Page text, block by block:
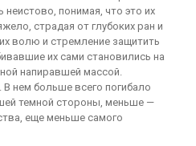
понимая, что это их
страдая от глубоких ран и
волю и стремление защитить
их сами становились на
напиравшей массой.
нем больше всего погибало
темной стороны, меньше —
еще меньше самого